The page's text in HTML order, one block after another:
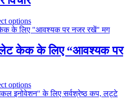
may
be
chosen
on
the
optionsThis
product
multiple
variants.
may
be
chosen
केक के लिए “आवश्यक पर
optionsThis
product